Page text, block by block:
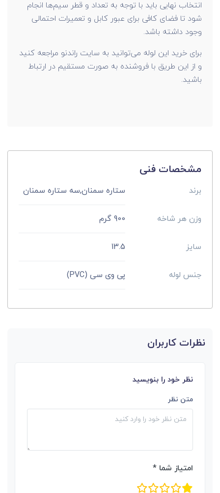
انتخاب نهایی باید با توجه به تعداد و قطر سیم‌ها انجام
شود تا فضای کافی برای عبور کابل و تعمیرات احتمالی
وجود داشته باشد.
برای خرید این لوله می‌توانید به سایت راندنو مراجعه کنید
و از این طریق با فروشنده به صورت مستقیم در ارتباط
باشید.
مشخصات فنی
برند ستاره سمنان,سه ستاره سمنان
وزن هر شاخه 900 گرم
سایز 13.5
جنس لوله پی وی سی (PVC)
نظرات کاربران
نظر خود را بنویسید
متن نظر
امتیاز شما *